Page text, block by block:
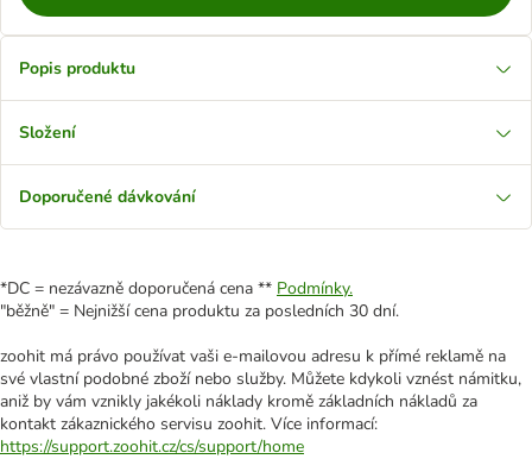
Popis produktu
Složení
Doporučené dávkování
*DC = nezávazně doporučená cena ** Podmínky.
"běžně" = Nejnižší cena produktu za posledních 30 dní.
zoohit má právo používat vaši e-mailovou adresu k přímé reklamě na
své vlastní podobné zboží nebo služby. Můžete kdykoli vznést námitku,
aniž by vám vznikly jakékoli náklady kromě základních nákladů za
kontakt zákaznického servisu zoohit. Více informací:
https://support.zoohit.cz/cs/support/home